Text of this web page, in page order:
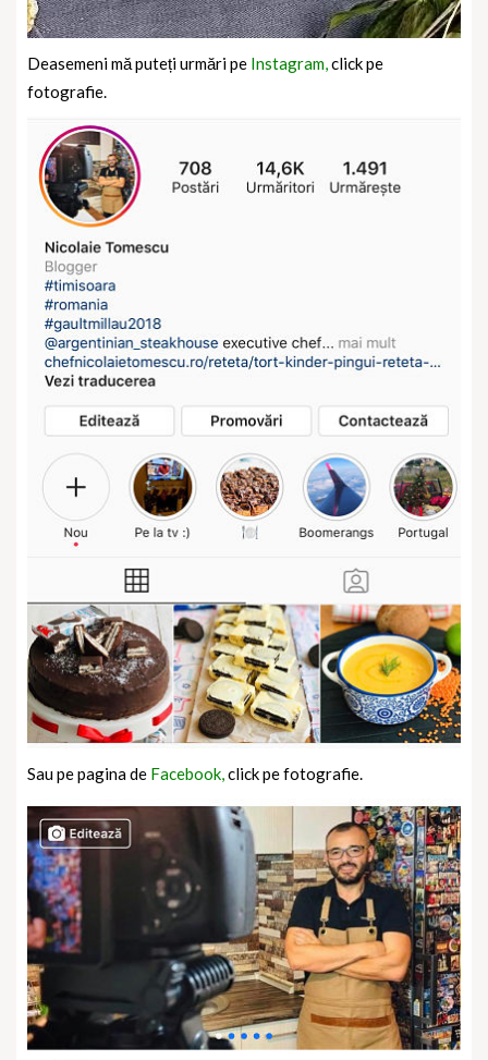
Deasemeni mă puteți urmări pe Instagram,click pe
fotografie.
Sau pe pagina de Facebook,click pe fotografie.